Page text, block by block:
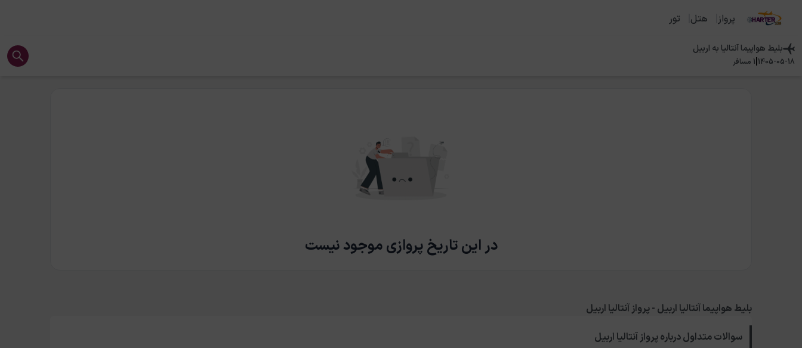
پرواز هتل تور
بلیط هواپیماآنتالیابه اربیل
1405-05-18
|
1 مسافر
در این تاریخ پروازی موجود نیست
بلیط هواپیما آنتالیا اربیل - پرواز آنتالیا اربیل
سوالات متداول دربارهپرواز آنتالیا اربیل